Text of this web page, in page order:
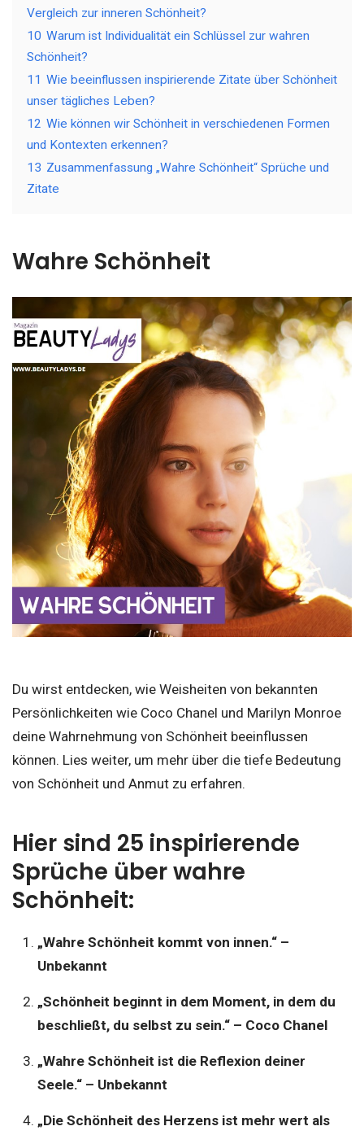
Vergleich zur inneren Schönheit?
10 Warum ist Individualität ein Schlüssel zur wahren
Schönheit?
11 Wie beeinflussen inspirierende Zitate über Schönheit
unser tägliches Leben?
12 Wie können wir Schönheit in verschiedenen Formen
und Kontexten erkennen?
13 Zusammenfassung „Wahre Schönheit“ Sprüche und
Zitate
Wahre Schönheit
Du wirst entdecken, wie Weisheiten von bekannten
Persönlichkeiten wie Coco Chanel und Marilyn Monroe
deine Wahrnehmung von Schönheit beeinflussen
können. Lies weiter, um mehr über die tiefe Bedeutung
von Schönheit und Anmut zu erfahren.
Hier sind 25 inspirierende
Sprüche über wahre
Schönheit:
„Wahre Schönheit kommt von innen.“ –
Unbekannt
„Schönheit beginnt in dem Moment, in dem du
beschließt, du selbst zu sein.“ – Coco Chanel
„Wahre Schönheit ist die Reflexion deiner
Seele.“ – Unbekannt
„Die Schönheit des Herzens ist mehr wert als